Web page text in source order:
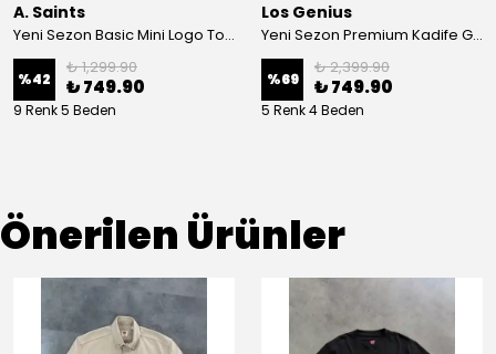
A. Saints
Yeni Sezon Basic Mini Logo Ton To Tone Gabardin Gömlek
%42
₺ 1,299.90
₺ 749.90
9 Renk 5 Beden
Los Genius
Yeni Sezon Premium Kadife Gömlek
%69
₺ 2,399.90
₺ 749.90
5 Renk 4 Beden
Önerilen Ürünler